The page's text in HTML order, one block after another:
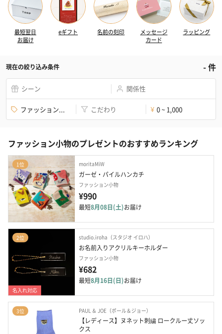
最短翌日
お届け
eギフト 名前の刻印
メッセージ
カード
ラッピング
現在の絞り込み条件 -件
シーン 関係性
ファッション... こだわり ¥ 0 ~ 1,000
ファッション小物のプレゼントのおすすめランキング
1位 moritaMiW
ガーゼ・パイルハンカチ
ファッション小物
¥990
最短8月08日(土)お届け
2位
名入れ対応
studio.iroha（スタジオ イロハ）
お名前入りアクリルキーホルダー
ファッション小物
¥682
最短8月16日(日)お届け
3位 PAUL ＆ JOE（ポール＆ジョー）
【レディース】ヌネット刺繍 ロークルー丈ソッ
クス